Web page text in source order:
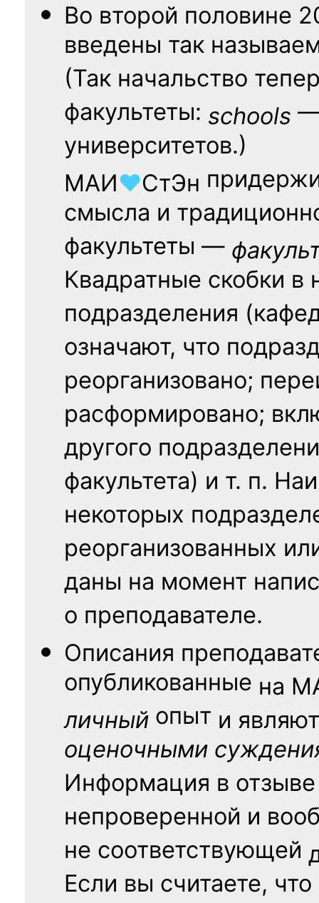
Во второй половине
введены так
(Так начальство
факультеты: schools —
университетов.)
МАИ♥СтЭн
смысла и
факультеты —
Квадратные скобки в
подразделения
означают, что
реорганизовано;
расформировано;
другого
факультета) и т. п.
некоторых
реорганизованных
даны на момент
о преподавателе.
Описания
опубликованные на
личный опыт и
оценочными
Информация в
непроверенной и
не соответствующей
Если вы считаете, что